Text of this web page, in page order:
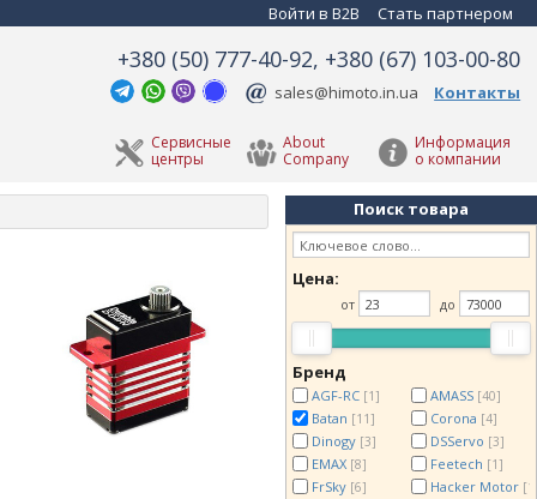
Войти в B2B Стать партнером
+380 (50) 777-40-92, +380 (67) 103-00-80
sales@himoto.in.ua Контакты
Информация
о компании
About
Company
Сервисные
центры
Поиск товара
Цена:
от до
Бренд
AGF-RC [1] AMASS [40]
Batan [11] Corona [4]
Dinogy [3] DSServo [3]
EMAX [8] Feetech [1]
FrSky [6] Hacker Motor